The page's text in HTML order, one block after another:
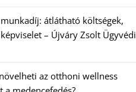
átlátható költségek,
– Újváry Zsolt Ügyvédi
az otthoni wellness